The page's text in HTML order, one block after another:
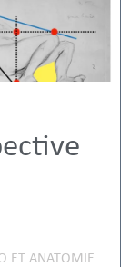
ET ANATOMIE